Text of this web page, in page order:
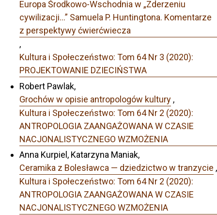
Europa Środkowo-Wschodnia w „Zderzeniu
cywilizacji…” Samuela P. Huntingtona. Komentarze
z perspektywy ćwierćwiecza
,
Kultura i Społeczeństwo: Tom 64 Nr 3 (2020):
PROJEKTOWANIE DZIECIŃSTWA
Robert Pawlak,
Grochów w opisie antropologów kultury ,
Kultura i Społeczeństwo: Tom 64 Nr 2 (2020):
ANTROPOLOGIA ZAANGAŻOWANA W CZASIE
NACJONALISTYCZNEGO WZMOŻENIA
Anna Kurpiel, Katarzyna Maniak,
Ceramika z Bolesławca — dziedzictwo w tranzycie ,
Kultura i Społeczeństwo: Tom 64 Nr 2 (2020):
ANTROPOLOGIA ZAANGAŻOWANA W CZASIE
NACJONALISTYCZNEGO WZMOŻENIA